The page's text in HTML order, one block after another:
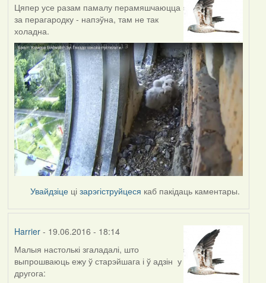
Цяпер усе разам памалу перамяшчаюцца
за перагародку - напэўна, там не так
холадна.
Увайдзіце цізарэгіструйцеся каб пакідаць каментары.
Harrier- 19.06.2016 - 18:14
Малыя настолькі згаладалі, што
выпрошваюць ежу ў старэйшага і ў адзін у
другога: